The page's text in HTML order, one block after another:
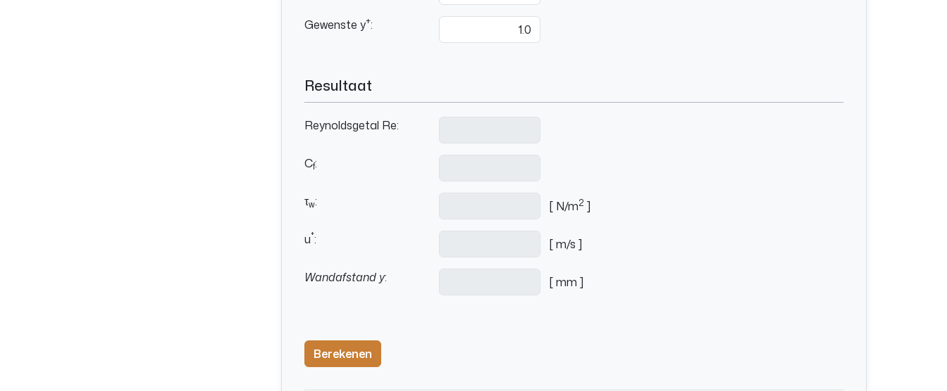
Gewenste y+:
Resultaat
Reynoldsgetal Re:
Cf:
τw: [ N/m2 ]
u*: [ m/s ]
Wandafstand y: [ mm ]
Berekenen